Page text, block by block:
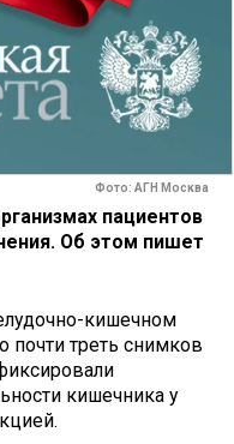
Фото: АГН Москва
пациентов
Об этом пишет
кишечном
почти треть снимков
кишечника у